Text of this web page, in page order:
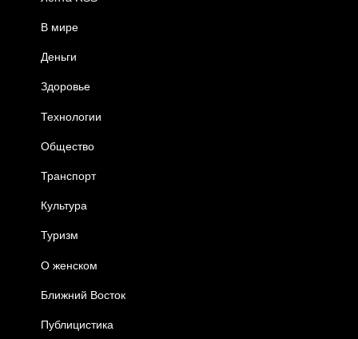
В мире
Деньги
Здоровье
Технологии
Общество
Транспорт
Культура
Туризм
О женском
Ближний Восток
Публицистика